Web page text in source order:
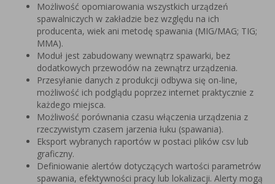
Możliwość opomiarowania wszystkich urządzeń
spawalniczych w zakładzie bez względu na ich
producenta, wiek ani metodę spawania (MIG/MAG; TIG;
MMA).
Moduł jest zabudowany wewnątrz spawarki, bez
dodatkowych przewodów na zewnątrz urządzenia.
Przesyłanie danych z produkcji odbywa się on-line,
możliwość ich podglądu poprzez internet praktycznie z
każdego miejsca.
Możliwość porównania czasu włączenia urządzenia z
rzeczywistym czasem jarzenia łuku (spawania).
Eksport wybranych raportów w postaci plików csv lub
graficzny.
Definiowanie alertów dotyczących wartości parametrów
spawania, efektywności pracy lub lokalizacji. Alerty mogą